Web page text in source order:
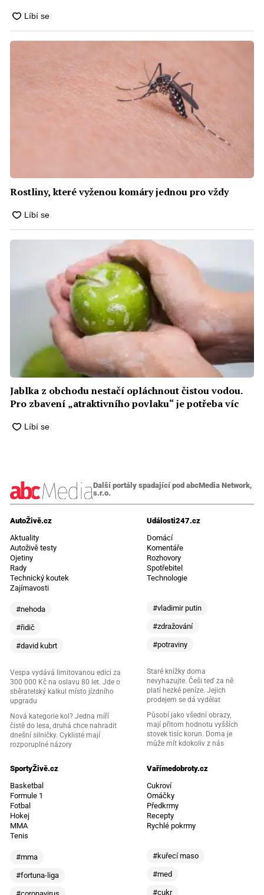
Rostliny, které vyženou komáry jednou pro vždy
Jablka z obchodu nestačí opláchnout čistou vodou.
Pro zbavení „atraktivního povlaku“ je potřeba víc
Další portály spadající pod abcMedia Network,
s.r.o.
AutoŽivě.cz
Aktuality
Autoživě testy
Ojetiny
Rady
Technický koutek
Zajímavosti
#nehoda
#řidič
#david kubrt
Vespa vydává limitovanou edici za
300 000 Kč na oslavu 80 let. Jde o
sběratelský kalkul místo jízdního
upgradu
Nová kategorie kol? Jedna míří
čistě do lesa, druhá chce nahradit
dnešní silničky. Cyklisté mají
rozporuplné názory
Události247.cz
Domácí
Komentáře
Rozhovory
Spotřebitel
Technologie
#vladimir putin
#zdražování
#potraviny
Staré knížky doma
nevyhazujte. Češi teď za ně
platí hezké peníze. Jejich
prodejem se dá vydělat
Působí jako všední obrazy,
mají přitom hodnotu vyšších
stovek tisíc korun. Doma je
může mít kdokoliv z nás
SportyŽivě.cz
Basketbal
Formule 1
Fotbal
Hokej
MMA
Tenis
#mma
#fortuna-liga
Vařímedobroty.cz
Cukroví
Omáčky
Předkrmy
Recepty
Rychlé pokrmy
#kuřecí maso
#med
#cukr